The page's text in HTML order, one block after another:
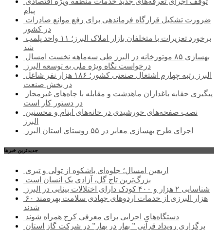
پیام
در کشور
شد
بهسازی ۸۵ موتورخانه در البرز طی سه‌ماهه نخست امسال
درخواست نگاه ویژه ملی به توسعه البرز
در بخش صنعت
در دستور کار است
البرز
اجرای طرح بهسازی معابر در ۵۵ روستای استان البرز
جديدترين خبرها
اربعین امسال؛ جلوه‌ای باشکوه از تولی و تبری
بزرگ‌ترین تاج گل، آزادی یک انسان است
شناسایی ۲ هزار و ۴۰۰ کودک دارای اختلالات بینایی در البرز
۶۰ هزار البرزی از خدمات اردوهای جهادی سلامت بهره‌مند
شدند
دستگاه‌های اجرایی برای معرفی کرج همراه شوند